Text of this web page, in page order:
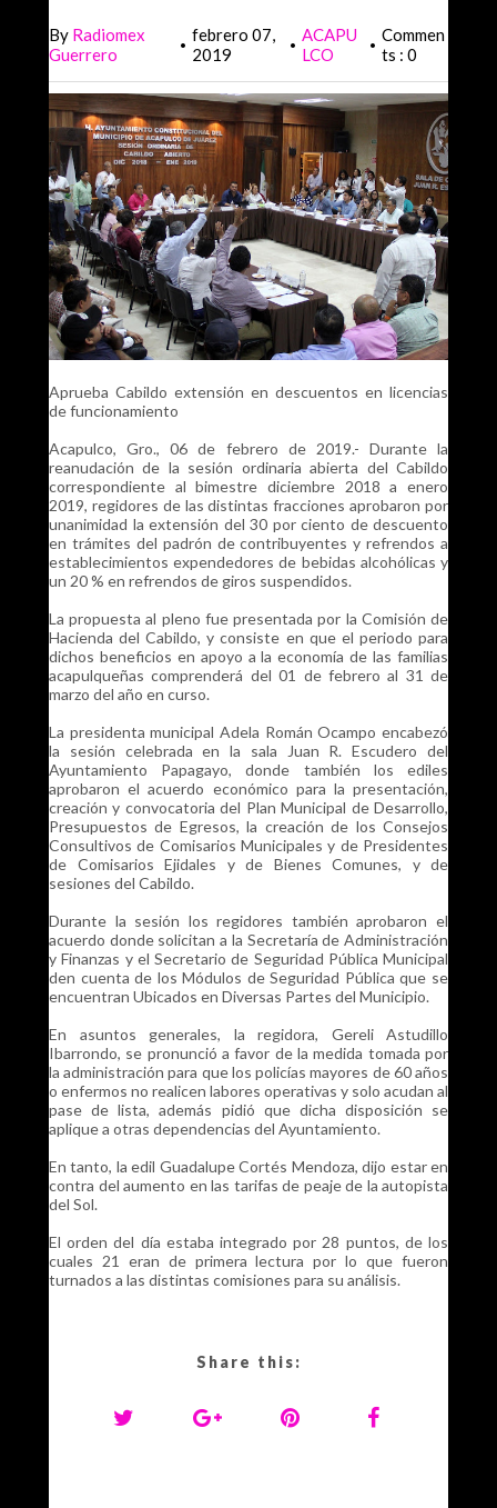
By Radiomex
Guerrero
• febrero 07,
2019
• ACAPU
LCO
• Commen
ts : 0
Aprueba Cabildo extensión en descuentos en licencias
de funcionamiento
Acapulco, Gro., 06 de febrero de 2019.- Durante la
reanudación de la sesión ordinaria abierta del Cabildo
correspondiente al bimestre diciembre 2018 a enero
2019, regidores de las distintas fracciones aprobaron por
unanimidad la extensión del 30 por ciento de descuento
en trámites del padrón de contribuyentes y refrendos a
establecimientos expendedores de bebidas alcohólicas y
un 20 % en refrendos de giros suspendidos.
La propuesta al pleno fue presentada por la Comisión de
Hacienda del Cabildo, y consiste en que el periodo para
dichos beneficios en apoyo a la economía de las familias
acapulqueñas comprenderá del 01 de febrero al 31 de
marzo del año en curso.
La presidenta municipal Adela Román Ocampo encabezó
la sesión celebrada en la sala Juan R. Escudero del
Ayuntamiento Papagayo, donde también los ediles
aprobaron el acuerdo económico para la presentación,
creación y convocatoria del Plan Municipal de Desarrollo,
Presupuestos de Egresos, la creación de los Consejos
Consultivos de Comisarios Municipales y de Presidentes
de Comisarios Ejidales y de Bienes Comunes, y de
sesiones del Cabildo.
Durante la sesión los regidores también aprobaron el
acuerdo donde solicitan a la Secretaría de Administración
y Finanzas y el Secretario de Seguridad Pública Municipal
den cuenta de los Módulos de Seguridad Pública que se
encuentran Ubicados en Diversas Partes del Municipio.
En asuntos generales, la regidora, Gereli Astudillo
Ibarrondo, se pronunció a favor de la medida tomada por
la administración para que los policías mayores de 60 años
o enfermos no realicen labores operativas y solo acudan al
pase de lista, además pidió que dicha disposición se
aplique a otras dependencias del Ayuntamiento.
En tanto, la edil Guadalupe Cortés Mendoza, dijo estar en
contra del aumento en las tarifas de peaje de la autopista
del Sol.
El orden del día estaba integrado por 28 puntos, de los
cuales 21 eran de primera lectura por lo que fueron
turnados a las distintas comisiones para su análisis.
Share this: